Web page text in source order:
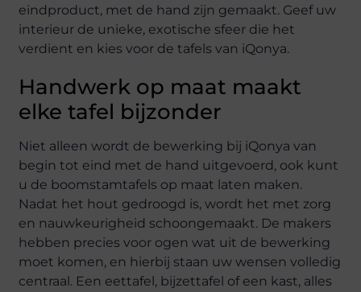
eindproduct, met de hand zijn gemaakt. Geef uw
interieur de unieke, exotische sfeer die het
verdient en kies voor de tafels van iQonya.
Handwerk op maat maakt
elke tafel bijzonder
Niet alleen wordt de bewerking bij iQonya van
begin tot eind met de hand uitgevoerd, ook kunt
u de boomstamtafels op maat laten maken.
Nadat het hout gedroogd is, wordt het met zorg
en nauwkeurigheid schoongemaakt. De makers
hebben precies voor ogen wat uit de bewerking
moet komen, en hierbij staan uw wensen volledig
centraal. Een eettafel, bijzettafel of een kast, alles